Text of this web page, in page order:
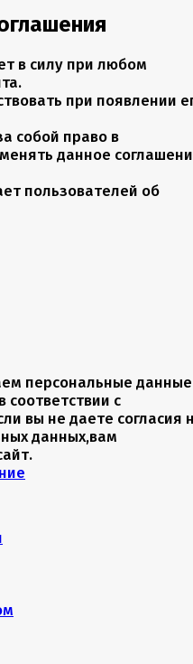
в силу при любом
при появлении
собой право в
данное
пользователей об
персональные данные
соответствии с
вы не даете согласия
данных,вам